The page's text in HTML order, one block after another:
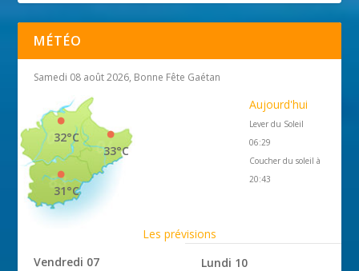
MÉTÉO
Samedi 08 août 2026, Bonne Fête Gaétan
33°C
32°C
31°C
Aujourd'hui
Lever du Soleil
06:29
Coucher du soleil à
20:43
Les prévisions
Vendredi 07
Lundi 10